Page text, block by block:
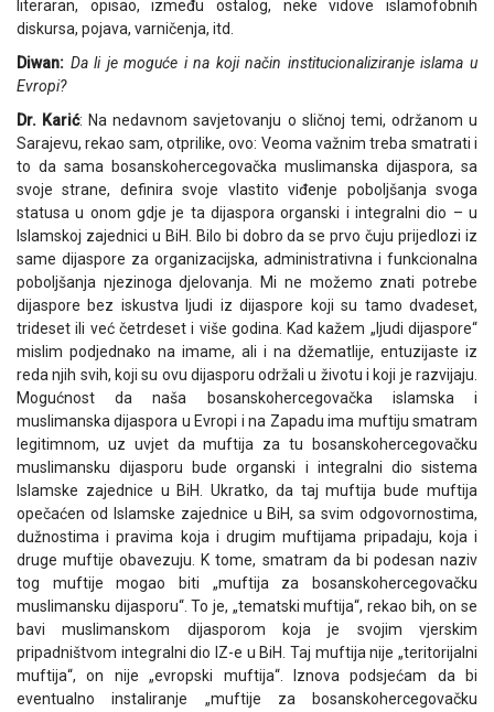
literaran, opisao, između ostalog, neke vidove islamofobnih
diskursa, pojava, varničenja, itd.
Diwan: Da li je moguće i na koji način institucionaliziranje islama u
Evropi?
Dr. Karić: Na nedavnom savjetovanju o sličnoj temi, održanom u
Sarajevu, rekao sam, otprilike, ovo: Veoma važnim treba smatrati i
to da sama bosanskohercegovačka muslimanska dijaspora, sa
svoje strane, definira svoje vlastito viđenje poboljšanja svoga
statusa u onom gdje je ta dijaspora organski i integralni dio – u
Islamskoj zajednici u BiH. Bilo bi dobro da se prvo čuju prijedlozi iz
same dijaspore za organizacijska, administrativna i funkcionalna
poboljšanja njezinoga djelovanja. Mi ne možemo znati potrebe
dijaspore bez iskustva ljudi iz dijaspore koji su tamo dvadeset,
trideset ili već četrdeset i više godina. Kad kažem „ljudi dijaspore“
mislim podjednako na imame, ali i na džematlije, entuzijaste iz
reda njih svih, koji su ovu dijasporu održali u životu i koji je razvijaju.
Mogućnost da naša bosanskohercegovačka islamska i
muslimanska dijaspora u Evropi i na Zapadu ima muftiju smatram
legitimnom, uz uvjet da muftija za tu bosanskohercegovačku
muslimansku dijasporu bude organski i integralni dio sistema
Islamske zajednice u BiH. Ukratko, da taj muftija bude muftija
opečaćen od Islamske zajednice u BiH, sa svim odgovornostima,
dužnostima i pravima koja i drugim muftijama pripadaju, koja i
druge muftije obavezuju. K tome, smatram da bi podesan naziv
tog muftije mogao biti „muftija za bosanskohercegovačku
muslimansku dijasporu“. To je, „tematski muftija“, rekao bih, on se
bavi muslimanskom dijasporom koja je svojim vjerskim
pripadništvom integralni dio IZ-e u BiH. Taj muftija nije „teritorijalni
muftija“, on nije „evropski muftija“. Iznova podsjećam da bi
eventualno instaliranje „muftije za bosanskohercegovačku